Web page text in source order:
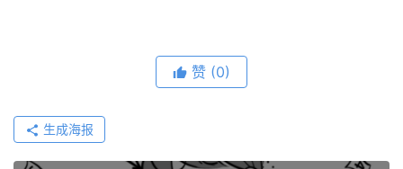
赞 (0)
生成海报